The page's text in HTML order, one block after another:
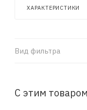
ХАРАКТЕРИСТИКИ
Вид фильтра
С этим